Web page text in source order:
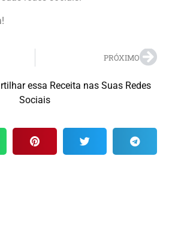
PRÓXIMO
essa Receita nas Suas Redes
Sociais